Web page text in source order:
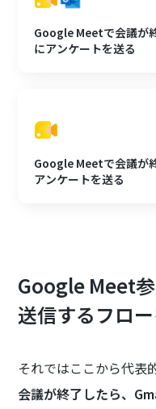
Google Meetで会議が
にアンケートを送る
Google Meetで会議が
アンケートを送る
Google Meet
送信するフロ
それではここから代表
会議が終了したら、